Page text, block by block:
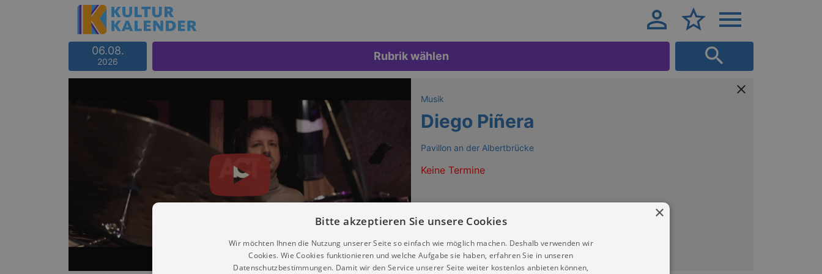
06.08.
2026 Rubrik wählen
Musik
Diego Piñera
Pavillon an der Albertbrücke
Keine Termine
×
Bitte akzeptieren Sie unsere Cookies
Wir möchten Ihnen die Nutzung unserer Seite so einfach wie möglich machen. Deshalb verwenden wir
Cookies. Wie Cookies funktionieren und welche Aufgabe sie haben, erfahren Sie in unseren
Datenschutzbestimmungen. Damit wir den Service unserer Seite weiter kostenlos anbieten können,